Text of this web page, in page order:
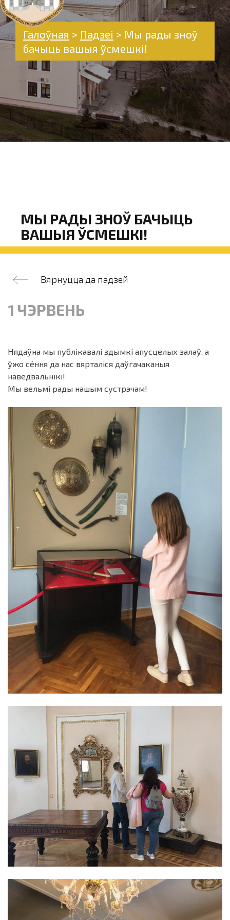
Галоўная > Падзеі > Мы рады зноў
бачыць вашыя ўсмешкі!
МЫ РАДЫ ЗНОЎ БАЧЫЦЬ
ВАШЫЯ ЎСМЕШКІ!
Вярнуцца да падзей
1 ЧЭРВЕНЬ
Нядаўна мы публікавалі здымкі апусцелых залаў, а
ўжо сёння да нас вярталіся даўгачаканыя
наведвальнікі!
Мы вельмі рады нашым сустрэчам!